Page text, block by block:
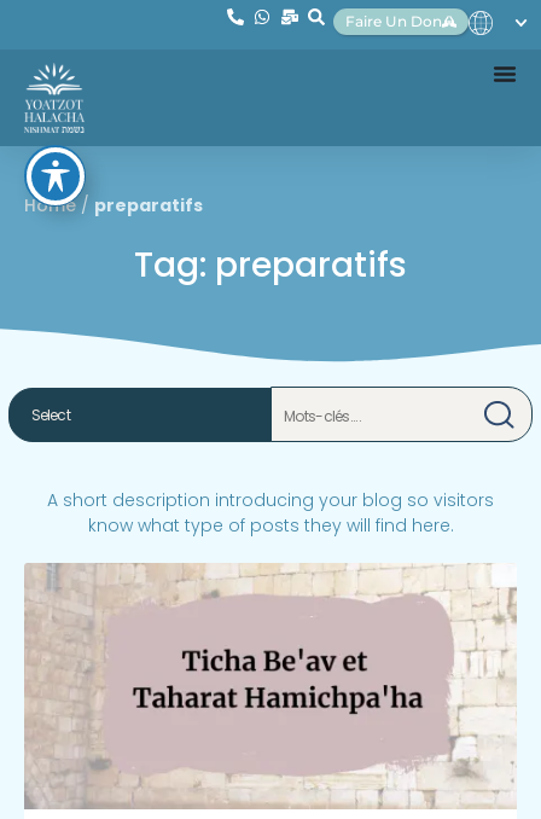
Faire Un Don
Home/ preparatifs
Tag: preparatifs
A short description introducing your blog so visitors
know what type of posts they will find here.